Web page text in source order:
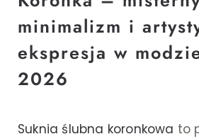
minimalizm i
ekspresja w
2026
Suknia ślubna koronkowa to